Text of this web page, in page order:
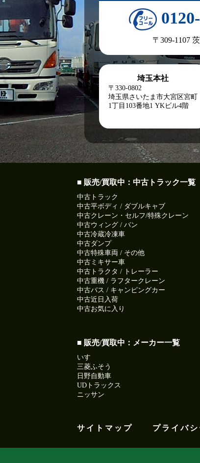
〒309-1107
埼玉本社
〒330-0802
埼玉県さいたま市大宮区宮町
1丁目103番地1 YKビル4階
■ 販売/買取中：中古トラック一覧
中古トラック
中古平ボディ / ダブルキャブ
中古クレーン・セルフ/特殊クレーン
中古ウィング / バン
中古冷蔵冷凍車
中古ダンプ
中古特殊車両 / その他
中古ミキサー車
中古トラクタ / トレーラー
中古重機 / ラフタークレーン
中古バス / キャンピングカー
中古近日入荷
中古お気に入り
■ 販売/買取中：メーカー一覧
いすゞ
三菱ふそう
日野自動車
UDトラックス
ニッサン
サイトマップ プライバ